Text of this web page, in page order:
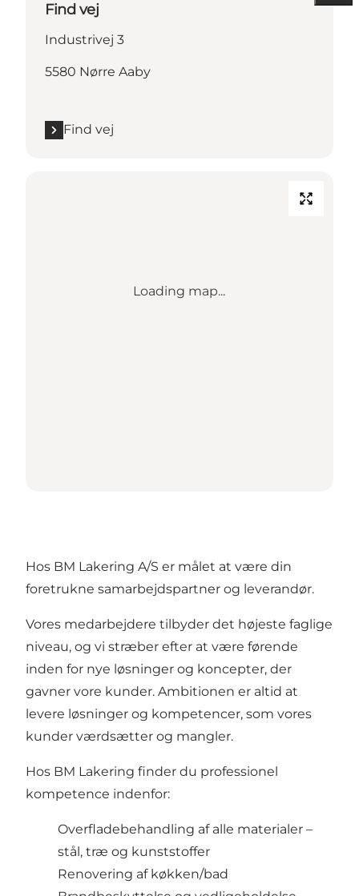
Find vej
Industrivej 3
5580 Nørre Aaby
Find vej
Loading map...
Hos BM Lakering A/S er målet at være din
foretrukne samarbejdspartner og leverandør.
Vores medarbejdere tilbyder det højeste faglige
niveau, og vi stræber efter at være førende
inden for nye løsninger og koncepter, der
gavner vore kunder. Ambitionen er altid at
levere løsninger og kompetencer, som vores
kunder værdsætter og mangler.
Hos BM Lakering finder du professionel
kompetence indenfor:
Overfladebehandling af alle materialer –
stål, træ og kunststoffer
Renovering af køkken/bad